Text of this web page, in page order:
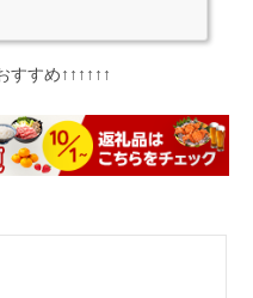
すすめ↑↑↑↑↑↑